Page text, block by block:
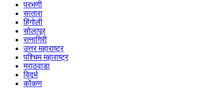
परभणी
सातारा
हिंगोली
सोलापूर
रत्नागिरी
उत्तर महाराष्ट्र
पश्चिम महाराष्ट्र
मराठवाडा
विदर्भ
कोंकण